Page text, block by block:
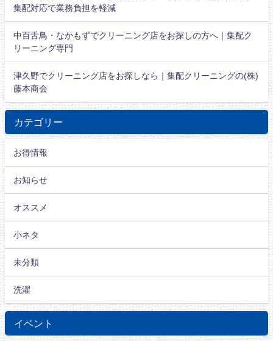
集配対応で業務負担を軽減
中百舌鳥・なかもずでクリーニング店をお探しの方へ｜集配ク
リーニング専門
津久野でクリーニング店をお探しなら｜集配クリーニングの(株)
藤本商会
カテゴリー
お得情報
お知らせ
オススメ
小ネタ
未分類
洗濯
イベント